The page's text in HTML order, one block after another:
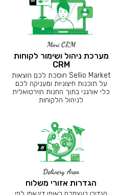
Mini CRM
מערכת ניהול ושימור לקוחות
CRM
Sellio Market חוסכת לכם הוצאות
על תוכנות חיצוניות ומעניקה לכם
כלי אורגני בתוך החנות הוירטואלית
לניהול הלקוחות
Delivery Area
הגדרות אזורי משלוח